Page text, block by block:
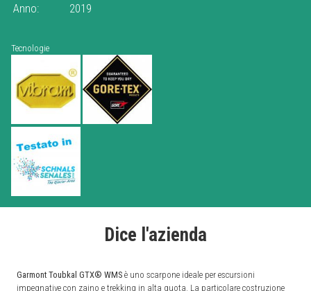
Anno:
2019
Tecnologie
Dice l'azienda
Garmont Toubkal GTX® WMS è uno scarpone ideale per escursioni
impegnative con zaino e trekking in alta quota. La particolare costruzione